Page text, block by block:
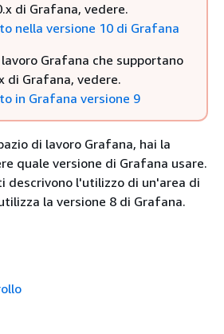
di Grafana, vedere.
nella versione 10 di Grafana
Grafana che supportano
di Grafana, vedere.
in Grafana versione 9
di lavoro Grafana, hai la
quale versione di Grafana usare.
descrivono l'utilizzo di un'area di
la versione 8 di Grafana.